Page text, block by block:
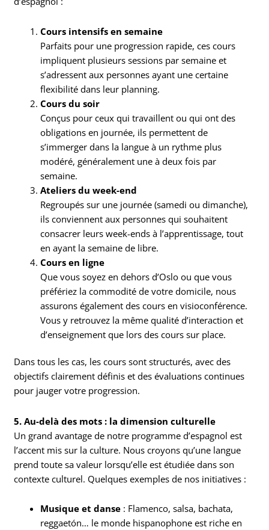
Cours intensifs en semaine
Parfaits pour une progression rapide, ces cours
impliquent plusieurs sessions par semaine et
s’adressent aux personnes ayant une certaine
flexibilité dans leur planning.
Cours du soir
Conçus pour ceux qui travaillent ou qui ont des
obligations en journée, ils permettent de
s’immerger dans la langue à un rythme plus
modéré, généralement une à deux fois par
semaine.
Ateliers du week-end
Regroupés sur une journée (samedi ou dimanche),
ils conviennent aux personnes qui souhaitent
consacrer leurs week-ends à l’apprentissage, tout
en ayant la semaine de libre.
Cours en ligne
Que vous soyez en dehors d’Oslo ou que vous
préfériez la commodité de votre domicile, nous
assurons également des cours en visioconférence.
Vous y retrouvez la même qualité d’interaction et
d’enseignement que lors des cours sur place.
Dans tous les cas, les cours sont structurés, avec des
objectifs clairement définis et des évaluations continues
pour jauger votre progression.
5. Au-delà des mots : la dimension culturelle
Un grand avantage de notre programme d’espagnol est
l’accent mis sur la culture. Nous croyons qu’une langue
prend toute sa valeur lorsqu’elle est étudiée dans son
contexte culturel. Quelques exemples de nos initiatives :
Musique et danse : Flamenco, salsa, bachata,
reggaetón… le monde hispanophone est riche en